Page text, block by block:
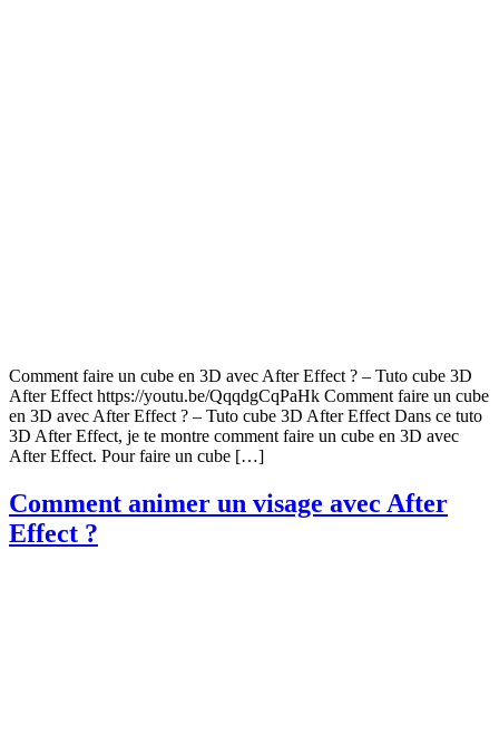
Comment faire un cube en 3D avec After Effect ? – Tuto cube 3D
After Effect https://youtu.be/QqqdgCqPaHk Comment faire un cube
en 3D avec After Effect ? – Tuto cube 3D After Effect Dans ce tuto
3D After Effect, je te montre comment faire un cube en 3D avec
After Effect. Pour faire un cube […]
Comment animer un visage avec After
Effect ?